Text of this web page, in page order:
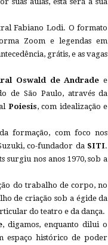
Fabiano Lodi. O formato
Zoom e legendas em
grátis, e as vagas
Oswald de Andrade e
de São Paulo, através da
Poiesis, com idealização e
formação, com foco nos
co-fundador da SITI.
surgiu nos anos 1970, sob a
do trabalho de corpo, no
de criação sob a égide da
do teatro e da dança.
, digamos, enquanto dilui o
histórico de poder